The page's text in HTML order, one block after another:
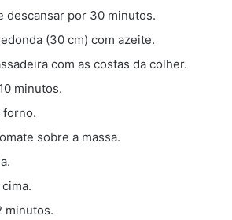
descansar por 30 minutos.
(30 cm) com azeite.
com as costas da colher.
minutos.
forno.
sobre a massa.
minutos.